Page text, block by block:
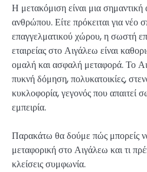
Η μετακόμιση είναι μια
ανθρώπου. Είτε πρόκειται για νέο
επαγγελματικού χώρου, η σωστή
εταιρείας στο Αιγάλεω είναι
ομαλή και ασφαλή μεταφορά. Το
πυκνή δόμηση, πολυκατοικίες,
κυκλοφορία, γεγονός που απαιτεί
εμπειρία.
Παρακάτω θα δούμε πώς μπορείς
μεταφορική στο Αιγάλεω και τι
κλείσεις συμφωνία.